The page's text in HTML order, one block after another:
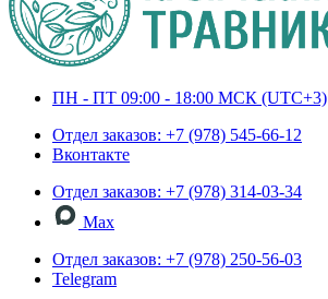
ПН - ПТ 09:00 - 18:00 МСК (UTC+3)
Отдел заказов: +7 (978) 545-66-12
Вконтакте
Отдел заказов: +7 (978) 314-03-34
Max
Отдел заказов: +7 (978) 250-56-03
Telegram